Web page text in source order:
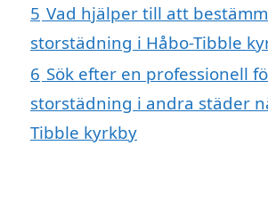
5 Vad hjälper till att
storstädning i Håbo-Tibble
6 Sök efter en professionell
storstädning i andra städer
Tibble kyrkby